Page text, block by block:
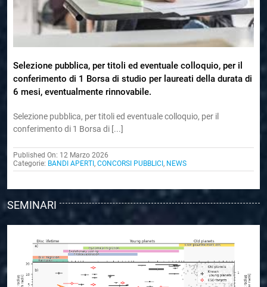
Selezione pubblica, per titoli ed eventuale colloquio, per il
conferimento di 1 Borsa di studio per laureati della durata di
6 mesi, eventualmente rinnovabile.
Selezione pubblica, per titoli ed eventuale colloquio, per il
conferimento di 1 Borsa di [...]
Published On: 12 Marzo 2026
Categorie: BANDI APERTI , CONCORSI PUBBLICI , NEWS
SEMINARI